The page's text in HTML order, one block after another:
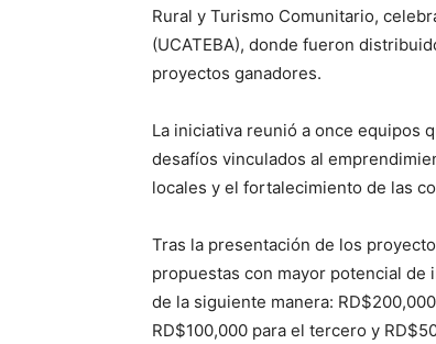
Rural y Turismo Comunitario,
(UCATEBA), donde fueron
proyectos ganadores.
La iniciativa reunió a once equipos
desafíos vinculados al
locales y el fortalecimiento de las
Tras la presentación de los
propuestas con mayor potencial
de la siguiente manera:
RD$100,000 para el tercero y